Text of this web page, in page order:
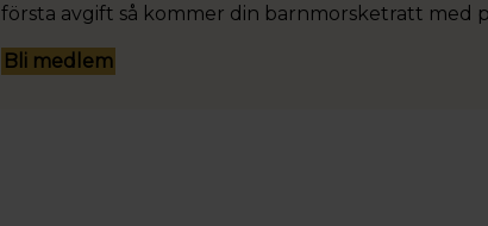
första avgift så kommer din barnmorsketratt med
Bli medlem